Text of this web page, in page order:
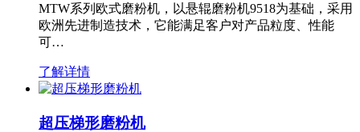
MTW系列欧式磨粉机，以悬辊磨粉机9518为基础，采用
欧洲先进制造技术，它能满足客户对产品粒度、性能
可…
了解详情
超压梯形磨粉机